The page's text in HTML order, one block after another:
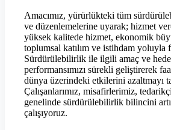
Amacımız, yürürlükteki tüm
ve düzenlemelerine uyarak; hizmet
yüksek kalitede hizmet, ekonomik
toplumsal katılım ve istihdam yoluyla
Sürdürülebilirlik ile ilgili amaç ve
performansımızı sürekli geliştirerek
dünya üzerindeki etkilerini azaltmayı
Çalışanlarımız, misafirlerimiz,
genelinde sürdürülebilirlik bilincini
çalışıyoruz.